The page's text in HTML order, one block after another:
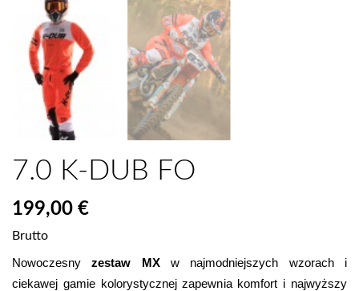
7.0 K-DUB FO
199,00 €
Brutto
Nowoczesny zestaw MX w najmodniejszych wzorach i
ciekawej gamie kolorystycznej zapewnia komfort i najwyższy